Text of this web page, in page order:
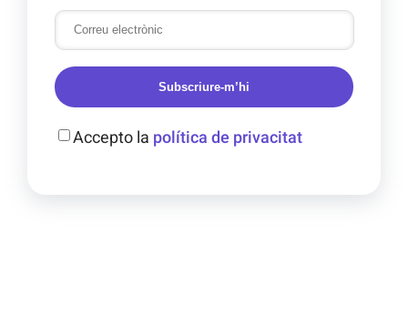
Subscriure-m’hi
Accepto la política de privacitat